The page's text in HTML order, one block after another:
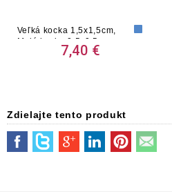
Veľká kocka 1,5x1,5cm,
Malá kocka 0,5x0,5cm
7,40 €
Zdielajte tento produkt